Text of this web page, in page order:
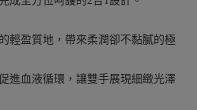
輕盈質地，帶來柔潤卻不黏膩的極
進血液循環，讓雙手展現細緻光澤